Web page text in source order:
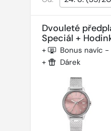
Dvouleté
Speciál +
+ Bonus navíc
+ Dárek